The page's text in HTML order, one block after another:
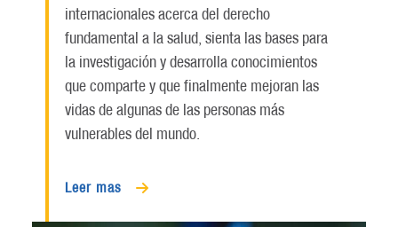
internacionales acerca del derecho
fundamental a la salud, sienta las bases para
la investigación y desarrolla conocimientos
que comparte y que finalmente mejoran las
vidas de algunas de las personas más
vulnerables del mundo.
Leer mas